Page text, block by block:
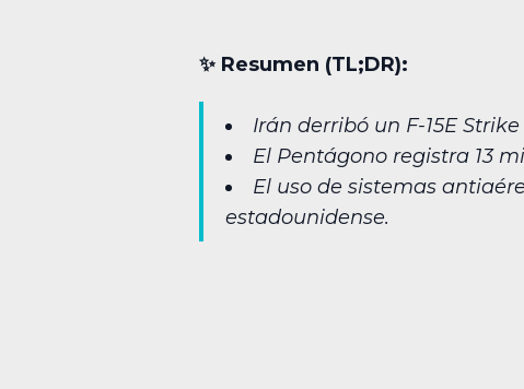
✨︎ Resumen (TL;DR):
Irán derribó un F-15E
El Pentágono registra 13
El uso de sistemas
estadounidense.